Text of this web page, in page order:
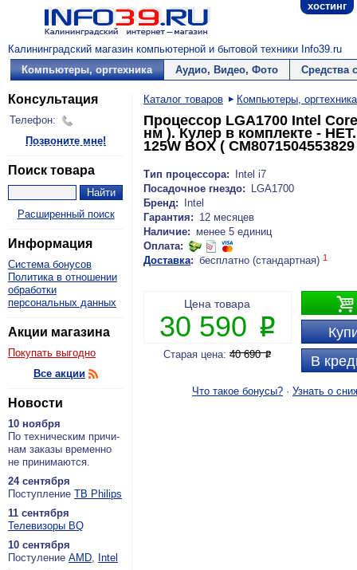
хостинг
Калининградский магазин компьютерной и бытовой техники Info39.ru
Компьютеры, оргтехника
Аудио, Видео, Фото Средства
Консультация
Телефон:
Позвоните мне!
Поиск товара
Расширенный поиск
Информация
Система бонусов
Политика в отношении
обработки
персональных данных
Акции магазина
Покупать выгодно
Все акции
Новости
10 ноября
По тех­ни­че­ским при­чи­
нам за­ка­зы вре­мен­но
не при­ни­ма­ют­ся.
24 сентября
По­ступ­ле­ние ТВ Philips
11 сентября
Теле­ви­зо­ры BQ
10 сентября
По­сту­ле­ние AMD, Intel
Каталог товаров Компьютеры, оргтехника
Процессор LGA1700 Intel
нм ). Кулер в комплекте -
125W BOX (
Тип процессора:
Intel i7
Посадочное гнездо:
LGA1700
Бренд:
Intel
Гарантия: 12 месяцев
Наличие: менее 5 единиц
Оплата:
Доставка: бесплатно (стандартная) 1

В
Цена товара
30 590 P
Старая цена:40 690P
Что такое бонусы? · Узнать о